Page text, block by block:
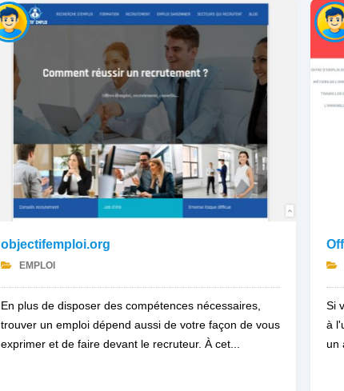
objectifemploi.org
EMPLOI
En plus de disposer des compétences nécessaires,
trouver un emploi dépend aussi de votre façon de vous
exprimer et de faire devant le recruteur. À cet...
Si
à
un